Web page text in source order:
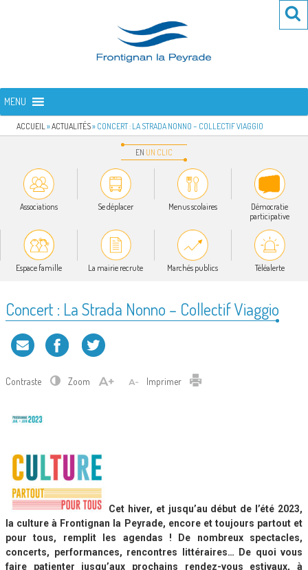
FRONTIGNAN LA PEYRADE
MENU
ACCUEIL »ACTUALITÉS» CONCERT : LA STRADA NONNO – COLLECTIF VIAGGIO
EN UN CLIC
Associations Se déplacer Menus scolaires
Démocratie
participative
Espace famille La mairie recrute Marchés publics Téléalerte
Concert : La Strada Nonno – Collectif Viaggio
Contraste Zoom Imprimer
Cet hiver, et jusqu’au début de l’été 2023,
la culture à Frontignan la Peyrade, encore et toujours partout et
pour tous, remplit les agendas ! De nombreux spectacles,
concerts, performances, rencontres littéraires… De quoi vous
faire patienter jusqu’aux prochains rendez-vous estivaux, à